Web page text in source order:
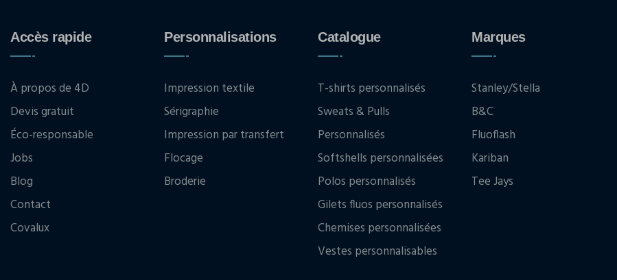
Accès rapide
À propos de 4D
Devis gratuit
Éco-responsable
Jobs
Blog
Contact
Covalux
Personnalisations
Impression textile
Sérigraphie
Impression par transfert
Flocage
Broderie
Catalogue
T-shirts personnalisés
Sweats & Pulls
Personnalisés
Softshells personnalisées
Polos personnalisés
Gilets fluos personnalisés
Chemises personnalisées
Vestes personnalisables
Marques
Stanley/Stella
B&C
Fluoflash
Kariban
Tee Jays